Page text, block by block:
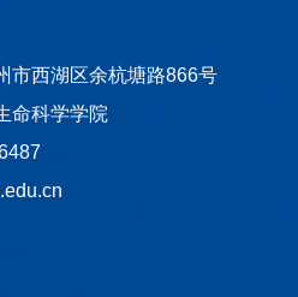
市西湖区余杭塘路866号
命科学学院